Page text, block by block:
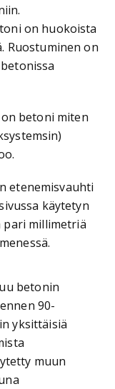
on huokoista
Ruostuminen on
betoni miten
etenemisvauhti
käytetyn
pari millimetriä
betonin
90-
yksittäisiä
muun